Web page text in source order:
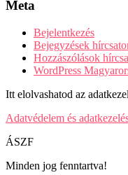
Meta
Bejelentkezés
Bejegyzések
Hozzászólások
WordPress
Itt elolvashatod az
Adatvédelem és
ÁSZF
Minden jog fenntartva!